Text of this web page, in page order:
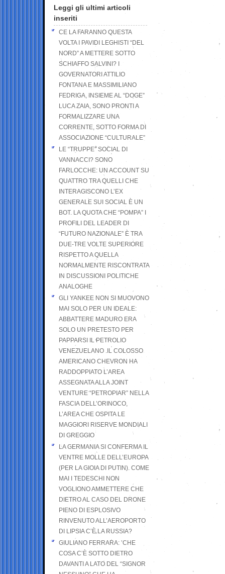
Leggi gli ultimi articoli
inseriti
CE LA FARANNO QUESTA
VOLTA I PAVIDI LEGHISTI “DEL
NORD” A METTERE SOTTO
SCHIAFFO SALVINI? I
GOVERNATORI ATTILIO
FONTANA E MASSIMILIANO
FEDRIGA, INSIEME AL “DOGE”
LUCA ZAIA, SONO PRONTI A
FORMALIZZARE UNA
CORRENTE, SOTTO FORMA DI
ASSOCIAZIONE “CULTURALE”
LE “TRUPPE” SOCIAL DI
VANNACCI? SONO
FARLOCCHE: UN ACCOUNT SU
QUATTRO TRA QUELLI CHE
INTERAGISCONO L’EX
GENERALE SUI SOCIAL È UN
BOT. LA QUOTA CHE “POMPA” I
PROFILI DEL LEADER DI
“FUTURO NAZIONALE” È TRA
DUE-TRE VOLTE SUPERIORE
RISPETTO A QUELLA
NORMALMENTE RISCONTRATA
IN DISCUSSIONI POLITICHE
ANALOGHE
GLI YANKEE NON SI MUOVONO
MAI SOLO PER UN IDEALE:
ABBATTERE MADURO ERA
SOLO UN PRETESTO PER
PAPPARSI IL PETROLIO
VENEZUELANO .IL COLOSSO
AMERICANO CHEVRON HA
RADDOPPIATO L’AREA
ASSEGNATA ALLA JOINT
VENTURE “PETROPIAR” NELLA
FASCIA DELL’ORINOCO,
L’AREA CHE OSPITA LE
MAGGIORI RISERVE MONDIALI
DI GREGGIO
LA GERMANIA SI CONFERMA IL
VENTRE MOLLE DELL’EUROPA
(PER LA GIOIA DI PUTIN). COME
MAI I TEDESCHI NON
VOGLIONO AMMETTERE CHE
DIETRO AL CASO DEL DRONE
PIENO DI ESPLOSIVO
RINVENUTO ALL’AEROPORTO
DI LIPSIA C’È LA RUSSIA?
GIULIANO FERRARA: ’CHE
COSA C’È SOTTO DIETRO
DAVANTI A LATO DEL “SIGNOR